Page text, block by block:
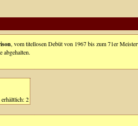
, vom titellosen Debüt von 1967 bis zum 71er
abgehalten.
2